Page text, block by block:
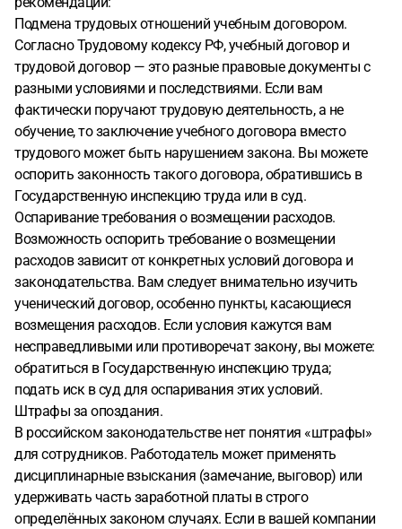
трудоемкости.
вопросы: насколько вообще законно такое подменять
трудовые отношения учебным договором? Можно ли
будет оспорить требование о возмещении расходов, если
я решу уйти? Имеют ли силу эти штрафы за опоздания? И,
пожалуй, самый важный - каковы мои риски, как
сотрудника, из-за той схемы с двойными часами, которую
использует компания? Я хочу понять, как мне лучше
поступить, чтобы минимизировать затраты при
увольнении.В моей сфере в основном берут с оптытом,
поэтому сейчас я думаю или опять искать работу, или
работать с такими условиями, но потом может больше
шансов будет найти высокооплачиваемую работу) Буду
очень благодарна за Ваш совет. Готова предоставить
ученический договор и другую информацию.
Подмена трудовых отношений учебным договором.
Согласно Трудовому кодексу РФ, учебный договор и
трудовой договор — это разные правовые документы с
разными условиями и последствиями. Если вам
фактически поручают трудовую деятельность, а не
обучение, то заключение учебного договора вместо
трудового может быть нарушением закона. Вы можете
оспорить законность такого договора, обратившись в
Государственную инспекцию труда или в суд.
Оспаривание требования о возмещении расходов.
Возможность оспорить требование о возмещении
расходов зависит от конкретных условий договора и
законодательства. Вам следует внимательно изучить
ученический договор, особенно пункты, касающиеся
возмещения расходов. Если условия кажутся вам
несправедливыми или противоречат закону, вы можете:
обратиться в Государственную инспекцию труда;
подать иск в суд для оспаривания этих условий.
Штрафы за опоздания.
В российском законодательстве нет понятия «штрафы»
для сотрудников. Работодатель может применять
дисциплинарные взыскания (замечание, выговор) или
удерживать часть заработной платы в строго
определённых законом случаях. Если в вашей компании